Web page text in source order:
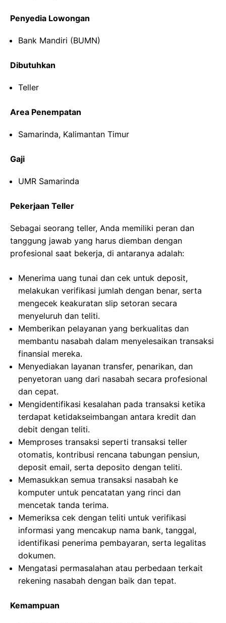
Penyedia Lowongan
Bank Mandiri (BUMN)
Dibutuhkan
Teller
Area Penempatan
Samarinda, Kalimantan Timur
Gaji
UMR Samarinda
Pekerjaan Teller
Sebagai seorang teller, Anda memiliki peran dan
tanggung jawab yang harus diemban dengan
profesional saat bekerja, di antaranya adalah:
Menerima uang tunai dan cek untuk deposit,
melakukan verifikasi jumlah dengan benar, serta
mengecek keakuratan slip setoran secara
menyeluruh dan teliti.
Memberikan pelayanan yang berkualitas dan
membantu nasabah dalam menyelesaikan transaksi
finansial mereka.
Menyediakan layanan transfer, penarikan, dan
penyetoran uang dari nasabah secara profesional
dan cepat.
Mengidentifikasi kesalahan pada transaksi ketika
terdapat ketidakseimbangan antara kredit dan
debit dengan teliti.
Memproses transaksi seperti transaksi teller
otomatis, kontribusi rencana tabungan pensiun,
deposit email, serta deposito dengan teliti.
Memasukkan semua transaksi nasabah ke
komputer untuk pencatatan yang rinci dan
mencetak tanda terima.
Memeriksa cek dengan teliti untuk verifikasi
informasi yang mencakup nama bank, tanggal,
identifikasi penerima pembayaran, serta legalitas
dokumen.
Mengatasi permasalahan atau perbedaan terkait
rekening nasabah dengan baik dan tepat.
Kemampuan